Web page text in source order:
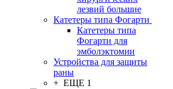
лезвий большие
Катетеры типа Фогарти
Катетеры типа
Фогарти для
эмболэктомии
Устройства для защиты
раны
+ ЕЩЕ 1